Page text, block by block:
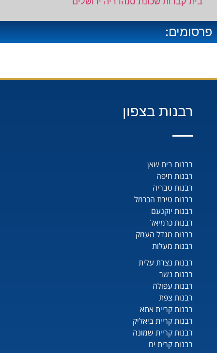
פרסומים:
רבנות בצפון
רבנות בית שאן
רבנות חיפה
רבנות טבריה
רבנות טירת הכרמל
רבנות יוקנעם
רבנות כרמיאל
רבנות מגדל העמק
רבנות מעלות
רבנות נצרת עלית
רבנות נשר
רבנות עפולה
רבנות צפת
רבנות קריית אתא
רבנות קריית ביאליק
רבנות קריית שמונה
רבנות קרית ים